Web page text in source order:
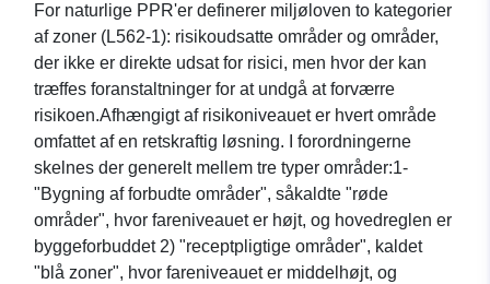
For naturlige PPR'er definerer miljøloven to kategorier
af zoner (L562-1): risikoudsatte områder og områder,
der ikke er direkte udsat for risici, men hvor der kan
træffes foranstaltninger for at undgå at forværre
risikoen.Afhængigt af risikoniveauet er hvert område
omfattet af en retskraftig løsning. I forordningerne
skelnes der generelt mellem tre typer områder:1-
"Bygning af forbudte områder", såkaldte "røde
områder", hvor fareniveauet er højt, og hovedreglen er
byggeforbuddet 2) "receptpligtige områder", kaldet
"blå zoner", hvor fareniveauet er middelhøjt, og